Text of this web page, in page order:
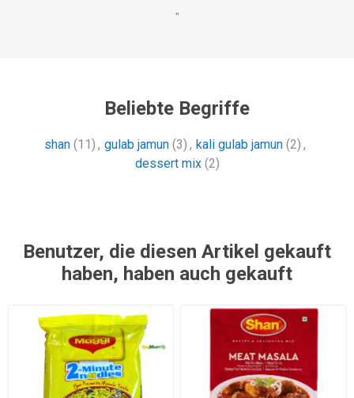
"
Beliebte Begriffe
shan (11) , gulab jamun (3) , kali gulab jamun (2) ,
dessert mix (2)
Benutzer, die diesen Artikel gekauft
haben, haben auch gekauft